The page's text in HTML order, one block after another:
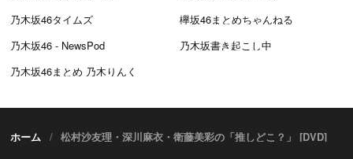
乃木坂46タイムズ
欅坂46まとめちゃんねる
乃木坂46 - NewsPod
乃木坂書き起こし中
乃木坂46まとめ 乃木りんく
ホーム 松村沙友理・深川麻衣・衛藤美彩の「推しどこ？」 [DVD]